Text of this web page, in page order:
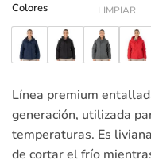
Colores LIMPIAR
Línea premium
generación, utilizada
temperaturas. Es
de cortar el frío